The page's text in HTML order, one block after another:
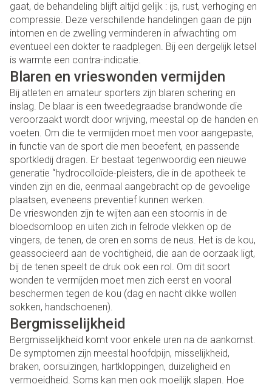
gaat, de behandeling blijft altijd gelijk : ijs, rust, verhoging en
compressie. Deze verschillende handelingen gaan de pijn
intomen en de zwelling verminderen in afwachting om
eventueel een dokter te raadplegen. Bij een dergelijk letsel
is warmte een contra-indicatie.
Blaren en vrieswonden vermijden
Bij atleten en amateur sporters zijn blaren schering en
inslag. De blaar is een tweedegraadse brandwonde die
veroorzaakt wordt door wrijving, meestal op de handen en
voeten. Om die te vermijden moet men voor aangepaste,
in functie van de sport die men beoefent, en passende
sportkledij dragen. Er bestaat tegenwoordig een nieuwe
generatie “hydrocolloïde-pleisters, die in de apotheek te
vinden zijn en die, eenmaal aangebracht op de gevoelige
plaatsen, eveneens preventief kunnen werken.
De vrieswonden zijn te wijten aan een stoornis in de
bloedsomloop en uiten zich in felrode vlekken op de
vingers, de tenen, de oren en soms de neus. Het is de kou,
geassocieerd aan de vochtigheid, die aan de oorzaak ligt,
bij de tenen speelt de druk ook een rol. Om dit soort
wonden te vermijden moet men zich eerst en vooral
beschermen tegen de kou (dag en nacht dikke wollen
sokken, handschoenen).
Bergmisselijkheid
Bergmisselijkheid komt voor enkele uren na de aankomst.
De symptomen zijn meestal hoofdpijn, misselijkheid,
braken, oorsuizingen, hartkloppingen, duizeligheid en
vermoeidheid. Soms kan men ook moeilijk slapen. Hoe